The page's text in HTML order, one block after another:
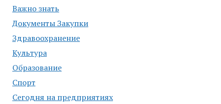
Важно знать
Документы Закупки
Здравоохранение
Культура
Образование
Спорт
Сегодня на предприятиях